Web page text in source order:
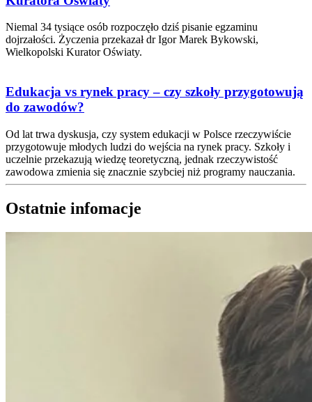
Niemal 34 tysiące osób rozpoczęło dziś pisanie egzaminu
dojrzałości. Życzenia przekazał dr Igor Marek Bykowski,
Wielkopolski Kurator Oświaty.
Edukacja vs rynek pracy – czy szkoły przygotowują
do zawodów?
Od lat trwa dyskusja, czy system edukacji w Polsce rzeczywiście
przygotowuje młodych ludzi do wejścia na rynek pracy. Szkoły i
uczelnie przekazują wiedzę teoretyczną, jednak rzeczywistość
zawodowa zmienia się znacznie szybciej niż programy nauczania.
Ostatnie infomacje